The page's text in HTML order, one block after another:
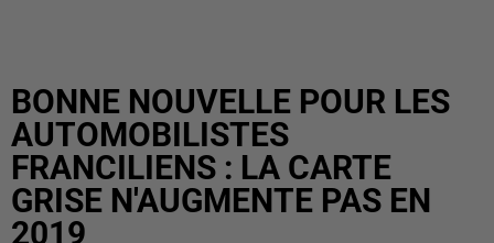
BONNE NOUVELLE POUR LES
AUTOMOBILISTES
FRANCILIENS : LA CARTE
GRISE N'AUGMENTE PAS EN
2019